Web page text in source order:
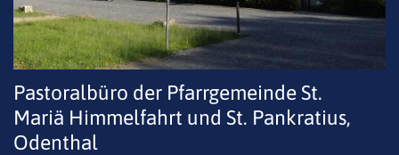
Pastoralbüro der Pfarrgemeinde St.
Mariä Himmelfahrt und St. Pankratius,
Odenthal